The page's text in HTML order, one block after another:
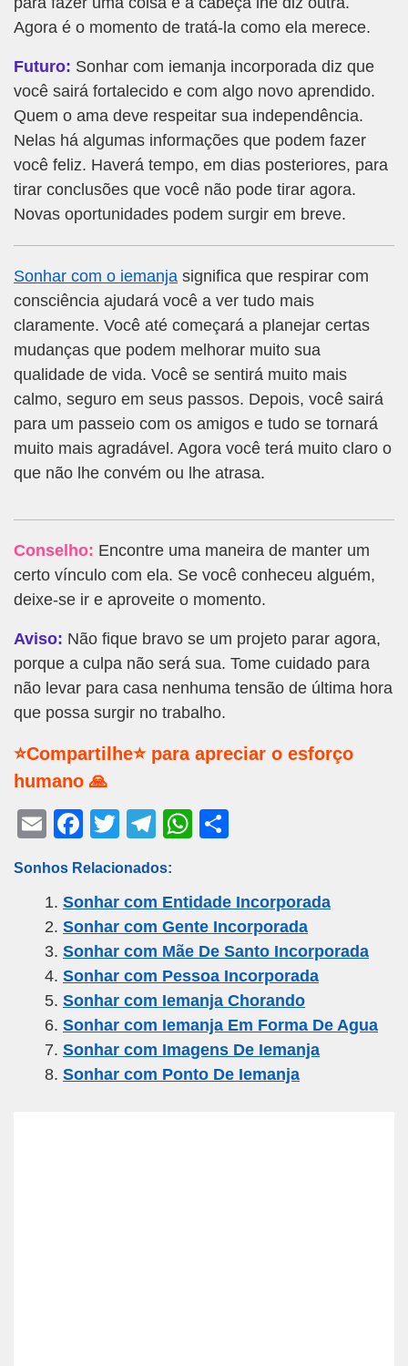
Agora é o momento de tratá-la como ela merece.
Futuro: Sonhar com iemanja incorporada diz que
você sairá fortalecido e com algo novo aprendido.
Quem o ama deve respeitar sua independência.
Nelas há algumas informações que podem fazer
você feliz. Haverá tempo, em dias posteriores, para
tirar conclusões que você não pode tirar agora.
Novas oportunidades podem surgir em breve.
Sonhar com o iemanja significa que respirar com
consciência ajudará você a ver tudo mais
claramente. Você até começará a planejar certas
mudanças que podem melhorar muito sua
qualidade de vida. Você se sentirá muito mais
calmo, seguro em seus passos. Depois, você sairá
para um passeio com os amigos e tudo se tornará
muito mais agradável. Agora você terá muito claro o
que não lhe convém ou lhe atrasa.
Conselho: Encontre uma maneira de manter um
certo vínculo com ela. Se você conheceu alguém,
deixe-se ir e aproveite o momento.
Aviso: Não fique bravo se um projeto parar agora,
porque a culpa não será sua. Tome cuidado para
não levar para casa nenhuma tensão de última hora
que possa surgir no trabalho.
⭐Compartilhe⭐ para apreciar o esforço
humano 🙏
E
ail
F
c
e
b
o
o
k
T
tt
er
T
e
gr
a
m
W
s
A
p
p
e
Sonhos Relacionados:
Sonhar com Entidade Incorporada
Sonhar com Gente Incorporada
Sonhar com Mãe De Santo Incorporada
Sonhar com Pessoa Incorporada
Sonhar com Iemanja Chorando
Sonhar com Iemanja Em Forma De Agua
Sonhar com Imagens De Iemanja
Sonhar com Ponto De Iemanja